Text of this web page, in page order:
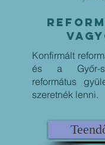
Konfirmált
és a Győr-
református
szeretnék lenni.